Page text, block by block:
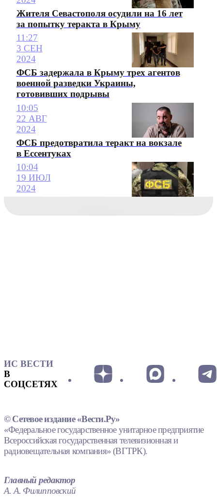
Жителя Севастополя осудили на 16 лет
за попытку теракта в Крыму
11:27
3 СЕН
2024
ФСБ задержала в Крыму трех агентов
военной разведки Украины,
готовивших подрывы
10:05
22 АВГ
2024
ФСБ предотвратила теракт на вокзале
в Ессентуках
10:04
19 ИЮЛ
2024
ИС ВЕСТИ
В
СОЦСЕТЯХ
© Сетевое издание «Вести.Ру»
«Федеральное государственное унитарное предприятие
Всероссийская государственная телевизионная и
радиовещательная компания» (ВГТРК).
Главный редактор
А. А. Филипповский